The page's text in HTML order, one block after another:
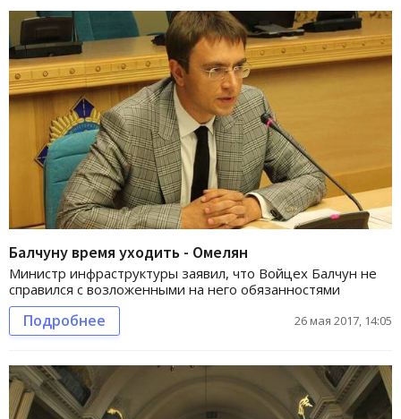
Балчуну время уходить - Омелян
Министр инфраструктуры заявил, что Войцех Балчун не
справился с возложенными на него обязанностями
Подробнее 26 мая 2017, 14:05